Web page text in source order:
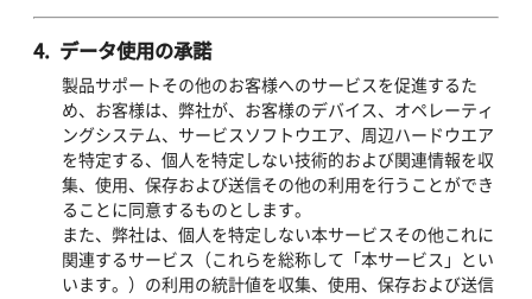
4. データ使用の承諾
製品サポートその他のお客様へのサービスを促進するた
め、お客様は、弊社が、お客様のデバイス、オペレーティ
ングシステム、サービスソフトウエア、周辺ハードウエア
を特定する、個人を特定しない技術的および関連情報を収
集、使用、保存および送信その他の利用を行うことができ
ることに同意するものとします。
また、弊社は、個人を特定しない本サービスその他これに
関連するサービス（これらを総称して「本サービス」とい
います。）の利用の統計値を収集、使用、保存および送信